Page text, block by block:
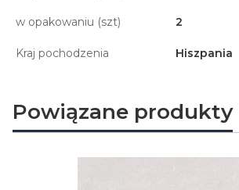
w opakowaniu (szt) 2
Kraj pochodzenia Hiszpania
Powiązane produkty